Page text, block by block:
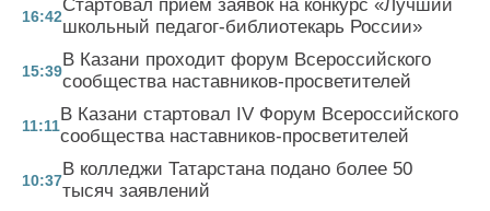
16:42
Стартовал прием заявок на конкурс «Лучший
школьный педагог-библиотекарь России»
15:39
В Казани проходит форум Всероссийского
сообщества наставников-просветителей
11:11
В Казани стартовал IV Форум Всероссийского
сообщества наставников-просветителей
10:37
В колледжи Татарстана подано более 50
тысяч заявлений